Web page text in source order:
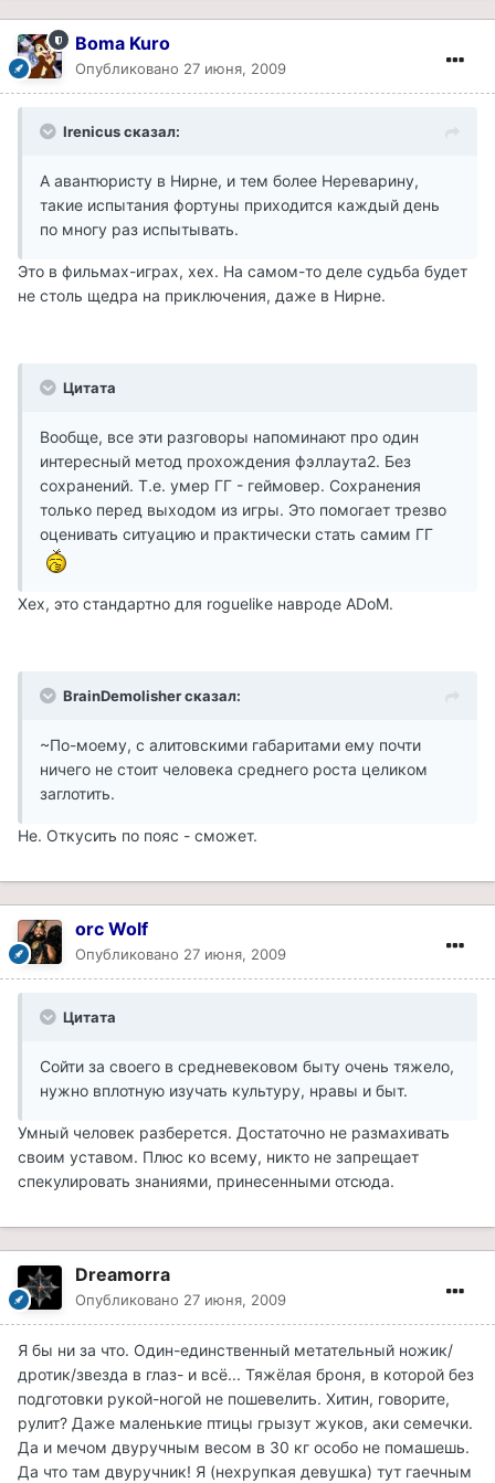
Boma Kuro
Опубликовано 27 июня, 2009
Irenicus сказал:
А авантюристу в Нирне, и тем более Нереварину,
такие испытания фортуны приходится каждый день
по многу раз испытывать.
Это в фильмах-играх, хех. На самом-то деле судьба будет
не столь щедра на приключения, даже в Нирне.
Цитата
Вообще, все эти разговоры напоминают про один
интересный метод прохождения фэллаута2. Без
сохранений. Т.е. умер ГГ - геймовер. Сохранения
только перед выходом из игры. Это помогает трезво
оценивать ситуацию и практически стать самим ГГ
Хех, это стандартно для roguelike навроде ADoM.
BrainDemolisher сказал:
~По-моему, с алитовскими габаритами ему почти
ничего не стоит человека среднего роста целиком
заглотить.
Не. Откусить по пояс - сможет.
orc Wolf
Опубликовано 27 июня, 2009
Цитата
Сойти за своего в средневековом быту очень тяжело,
нужно вплотную изучать культуру, нравы и быт.
Умный человек разберется. Достаточно не размахивать
своим уставом. Плюс ко всему, никто не запрещает
спекулировать знаниями, принесенными отсюда.
Dreamorra
Опубликовано 27 июня, 2009
Я бы ни за что. Один-единственный метательный ножик/
дротик/звезда в глаз- и всё... Тяжёлая броня, в которой без
подготовки рукой-ногой не пошевелить. Хитин, говорите,
рулит? Даже маленькие птицы грызут жуков, аки семечки.
Да и мечом двуручным весом в 30 кг особо не помашешь.
Да что там двуручник! Я (нехрупкая девушка) тут гаечным